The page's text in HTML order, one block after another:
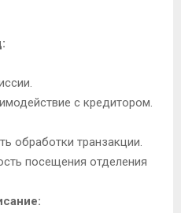
с кредитором.
обработки транзакции.
посещения отделения